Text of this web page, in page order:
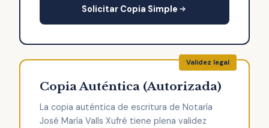
Solicitar Copia Simple
Copia Auténtica (Autorizada)
La copia auténtica de escritura de Notaría
José María Valls Xufré tiene plena validez